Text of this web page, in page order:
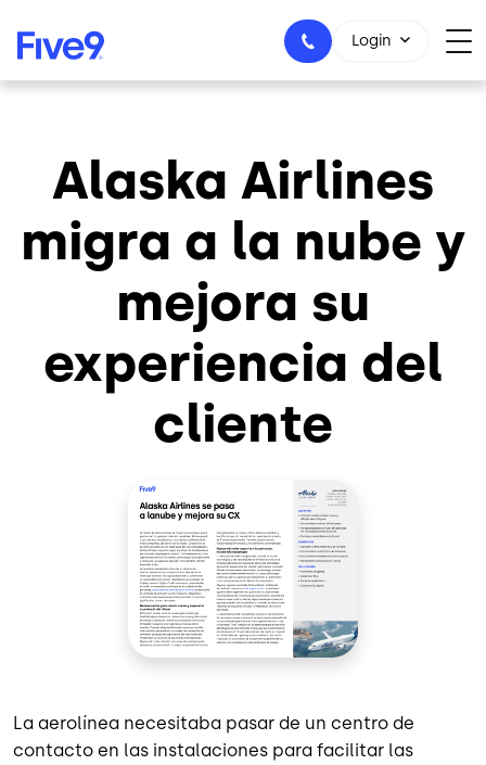
1-800-553-8159
Login
Alaska Airlines
migra a la nube y
mejora su
experiencia del
cliente
La aerolínea necesitaba pasar de un centro de
contacto en las instalaciones para facilitar las